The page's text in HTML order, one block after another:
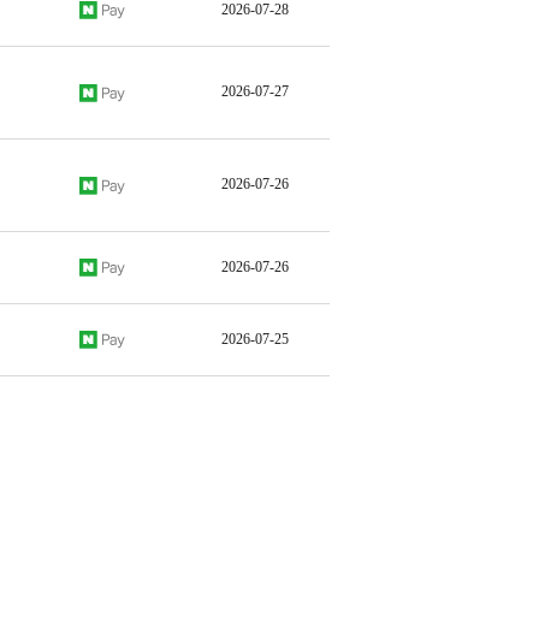
2026-07-28
2026-07-27
2026-07-26
2026-07-26
2026-07-25